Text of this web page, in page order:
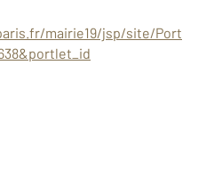
mairie19/jsp/site/Port